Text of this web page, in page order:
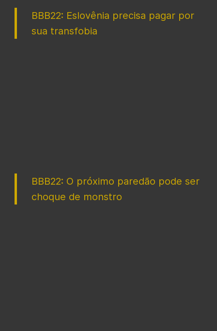
BBB22: Eslovênia precisa pagar por
sua transfobia
BBB22: O próximo paredão pode ser
choque de monstro